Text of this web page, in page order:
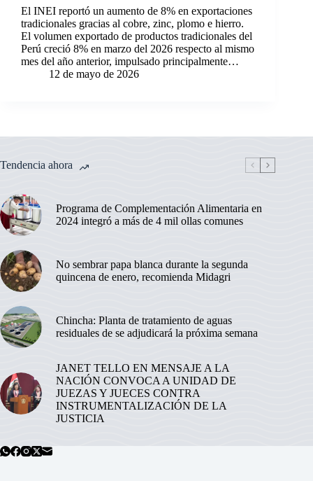
El INEI reportó un aumento de 8% en exportaciones
tradicionales gracias al cobre, zinc, plomo e hierro.
El volumen exportado de productos tradicionales del
Perú creció 8% en marzo del 2026 respecto al mismo
mes del año anterior, impulsado principalmente…
12 de mayo de 2026
Tendencia ahora
Programa de Complementación Alimentaria en
2024 integró a más de 4 mil ollas comunes
No sembrar papa blanca durante la segunda
quincena de enero, recomienda Midagri
Chincha: Planta de tratamiento de aguas
residuales de se adjudicará la próxima semana
JANET TELLO EN MENSAJE A LA
NACIÓN CONVOCA A UNIDAD DE
JUEZAS Y JUECES CONTRA
INSTRUMENTALIZACIÓN DE LA
JUSTICIA